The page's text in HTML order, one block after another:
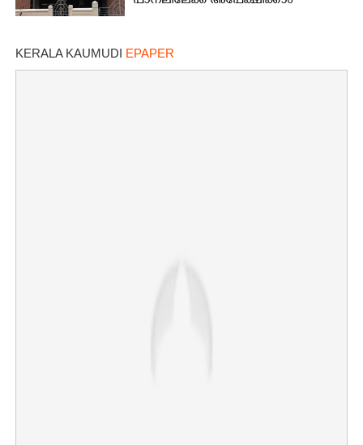
KERALA KAUMUDI EPAPER